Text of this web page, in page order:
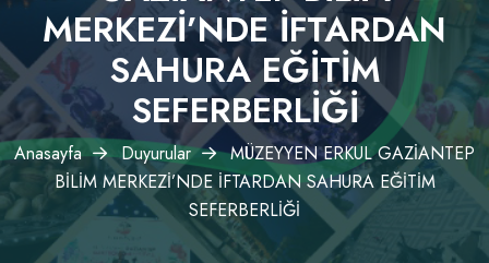
MERKEZİ’NDE İFTARDAN
SAHURA EĞİTİM
SEFERBERLİĞİ
Anasayfa Duyurular
MÜZEYYEN ERKUL GAZİANTEP
BİLİM MERKEZİ’NDE İFTARDAN SAHURA EĞİTİM
SEFERBERLİĞİ